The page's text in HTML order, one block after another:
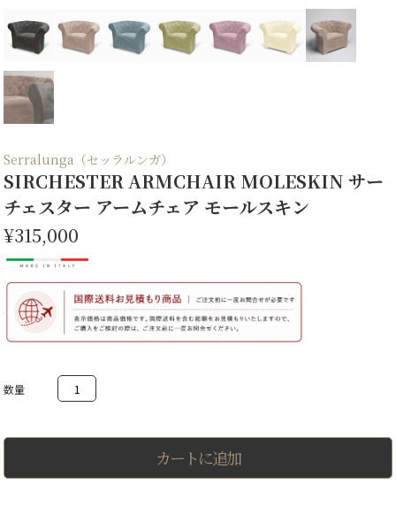
Serralunga（セッラルンガ）
SIRCHESTER ARMCHAIR MOLESKIN サー
チェスター アームチェア モールスキン
¥315,000
SIRCHESTER
ARMCHAIR
MOLESKIN
ー
ス
カートに追加